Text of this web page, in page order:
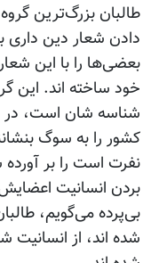
طالبان بزرگ‌ترین
دادن شعار دین داری
بعضی‌ها را با این
خود ساخته اند. این
شناسه شان است، در
کشور را به سوگ
نفرت است را بر
بردن انسانیت
بی‌پرده می‌گویم،
شده اند، از انسانیت